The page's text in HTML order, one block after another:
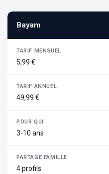
Bayam
5,99 €
49,99 €
3-10 ans
4 profils